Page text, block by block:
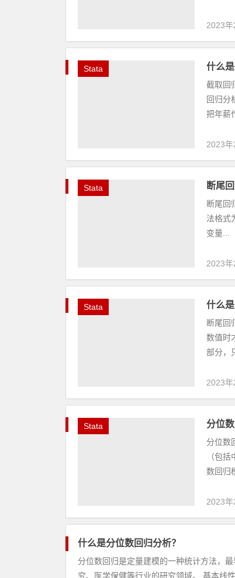
2023年
Stata 什么
截取回
回归分
把年薪
2023年
Stata 断尾
断尾回
法格式
变量...
2023年
Stata 什么
断尾回
数值时
部分，
2023年
Stata 分位
分位数
（包
数回归
2023年
什么是分位数回归分析？
分位数回归是定量建模的一种统计方法，
究、医学保健等行业的研究领域。 基本线